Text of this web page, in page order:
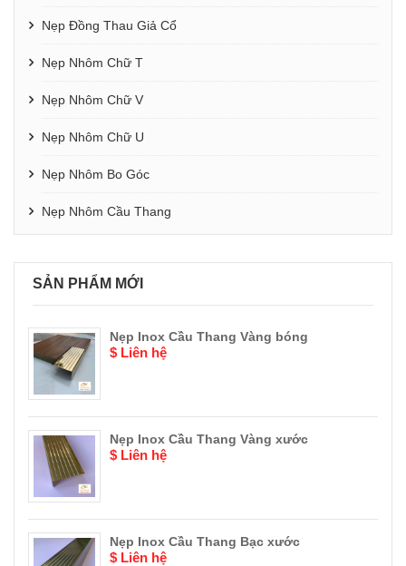
Nẹp Đồng Thau Giả Cổ
Nẹp Nhôm Chữ T
Nẹp Nhôm Chữ V
Nẹp Nhôm Chữ U
Nẹp Nhôm Bo Góc
Nẹp Nhôm Cầu Thang
SẢN PHẨM MỚI
Nẹp Inox Cầu Thang Vàng bóng
$ Liên hệ
Nẹp Inox Cầu Thang Vàng xước
$ Liên hệ
Nẹp Inox Cầu Thang Bạc xước
$ Liên hệ